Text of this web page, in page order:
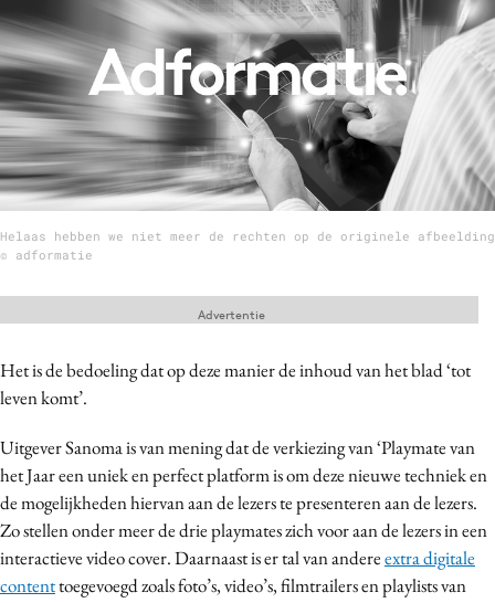
Menu
Home
9 sept: GenAI-training
12 nov: MarketingLive!
Adverteren
Academy
Partners
Topics
Artificial Intelligence
Bureaus
Campagnes
Carriere
Helaas hebben we niet meer de rechten op de originele afbeelding
© adformatie
Het is de bedoeling dat op deze manier de inhoud van het blad ‘tot
leven komt’.
Uitgever Sanoma is van mening dat de verkiezing van ‘Playmate van
het Jaar een uniek en perfect platform is om deze nieuwe techniek en
de mogelijkheden hiervan aan de lezers te presenteren aan de lezers.
Zo stellen onder meer de drie playmates zich voor aan de lezers in een
interactieve video cover. Daarnaast is er tal van andereextra digitale
contenttoegevoegd zoals foto’s, video’s, filmtrailers en playlists van
Advertentie